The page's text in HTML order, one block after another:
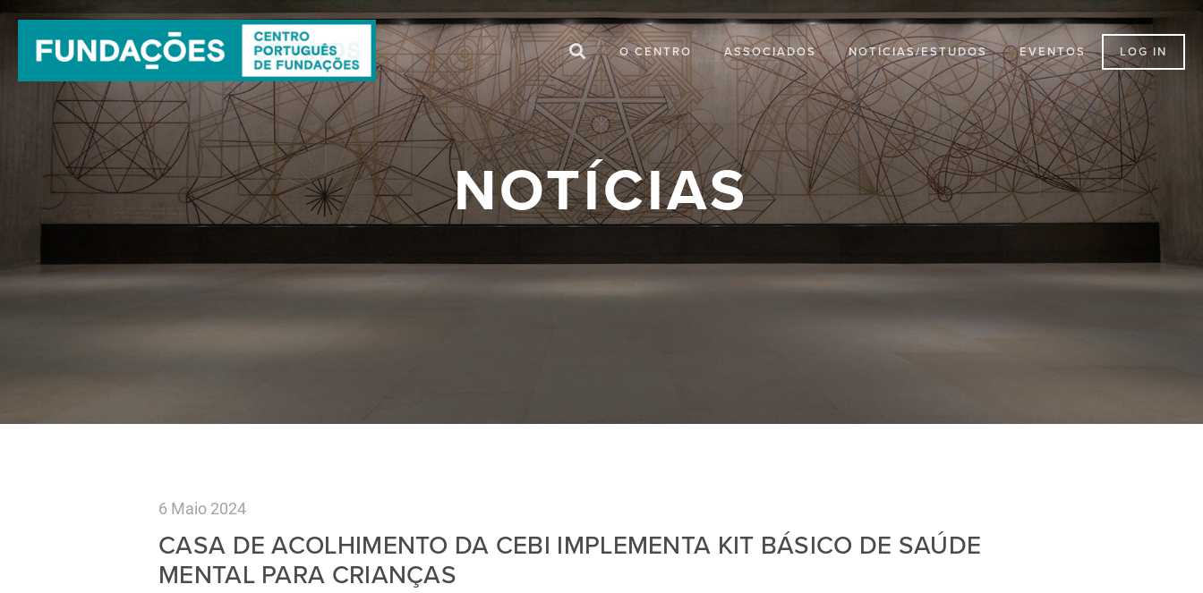
O CENTRO ASSOCIADOS NOTÍCIAS/ESTUDOS EVENTOS LOG IN
NOTÍCIAS
6 Maio 2024
CASA DE ACOLHIMENTO DA CEBI IMPLEMENTA KIT BÁSICO DE SAÚDE
MENTAL PARA CRIANÇAS